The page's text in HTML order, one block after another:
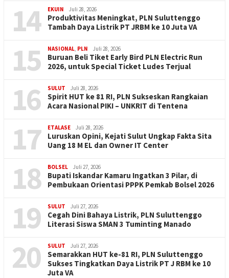
14 EKUIN Juli 28, 2026
Produktivitas Meningkat, PLN Suluttenggo
Tambah Daya Listrik PT JRBM ke 10 Juta VA
15 NASIONAL PLN Juli 28, 2026
Buruan Beli Tiket Early Bird PLN Electric Run
2026, untuk Special Ticket Ludes Terjual
16 SULUT Juli 28, 2026
Spirit HUT ke 81 RI, PLN Sukseskan Rangkaian
Acara Nasional PIKI – UNKRIT di Tentena
17 ETALASE Juli 28, 2026
Luruskan Opini, Kejati Sulut Ungkap Fakta Sita
Uang 18 M EL dan Owner IT Center
18 BOLSEL Juli 27, 2026
Bupati Iskandar Kamaru Ingatkan 3 Pilar, di
Pembukaan Orientasi PPPK Pemkab Bolsel 2026
19 SULUT Juli 27, 2026
Cegah Dini Bahaya Listrik, PLN Suluttenggo
Literasi Siswa SMAN 3 Tuminting Manado
20 SULUT Juli 27, 2026
Semarakkan HUT ke-81 RI, PLN Suluttenggo
Sukses Tingkatkan Daya Listrik PT J RBM ke 10
Juta VA